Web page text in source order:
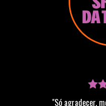
"Só agradecer,